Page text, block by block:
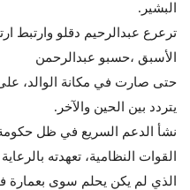
البشير.
ترعرع عبدالرحيم دقلو وارتبط
الأسبق ،حسبو عبدالرحمن
حتى صارت في مكانة الوالد،
يتردد بين الحين والآخر.
نشأ الدعم السريع في ظل حكومة
القوات النظامية، تعهدته
الذي لم يكن يحلم سوى بعمارة